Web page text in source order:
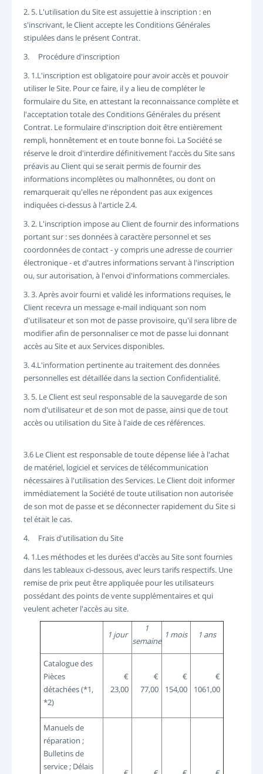
2. 5. L'utilisation du Site est assujettie à inscription : en
s'inscrivant, le Client accepte les Conditions Générales
stipulées dans le présent Contrat.
3. Procédure d'inscription
3. 1.L'inscription est obligatoire pour avoir accès et pouvoir
utiliser le Site. Pour ce faire, il y a lieu de compléter le
formulaire du Site, en attestant la reconnaissance complète et
l'acceptation totale des Conditions Générales du présent
Contrat. Le formulaire d'inscription doit être entièrement
rempli, honnêtement et en toute bonne foi. La Société se
réserve le droit d'interdire définitivement l'accès du Site sans
préavis au Client qui se serait permis de fournir des
informations incomplètes ou malhonnêtes, ou dont on
remarquerait qu'elles ne répondent pas aux exigences
indiquées ci-dessus à l'article 2.4.
3. 2. L'inscription impose au Client de fournir des informations
portant sur : ses données à caractère personnel et ses
coordonnées de contact - y compris une adresse de courrier
électronique - et d'autres informations servant à l'inscription
ou, sur autorisation, à l'envoi d'informations commerciales.
3. 3. Après avoir fourni et validé les informations requises, le
Client recevra un message e-mail indiquant son nom
d'utilisateur et son mot de passe provisoire, qu'il sera libre de
modifier afin de personnaliser ce mot de passe lui donnant
accès au Site et aux Services disponibles.
3. 4.L'information pertinente au traitement des données
personnelles est détaillée dans la section Confidentialité.
3. 5. Le Client est seul responsable de la sauvegarde de son
nom d'utilisateur et de son mot de passe, ainsi que de tout
accès ou utilisation du Site à l'aide de ces références.
3.6 Le Client est responsable de toute dépense liée à l'achat
de matériel, logiciel et services de télécommunication
nécessaires à l'utilisation des Services. Le Client doit informer
immédiatement la Société de toute utilisation non autorisée
de son mot de passe et se déconnecter rapidement du Site si
tel était le cas.
4. Frais d'utilisation du Site
4. 1.Les méthodes et les durées d'accès au Site sont fournies
dans les tableaux ci-dessous, avec leurs tarifs respectifs. Une
remise de prix peut être appliquée pour les utilisateurs
possédant des points de vente supplémentaires et qui
veulent acheter l'accès au site.
1 jour
1
semaine
1 mois 1 ans
Catalogue des
Pièces
détachées (*1,
*2)
€
23,00
€
77,00
€
154,00
€
1061,00
Manuels de
réparation ;
Bulletins de
service ; Délais